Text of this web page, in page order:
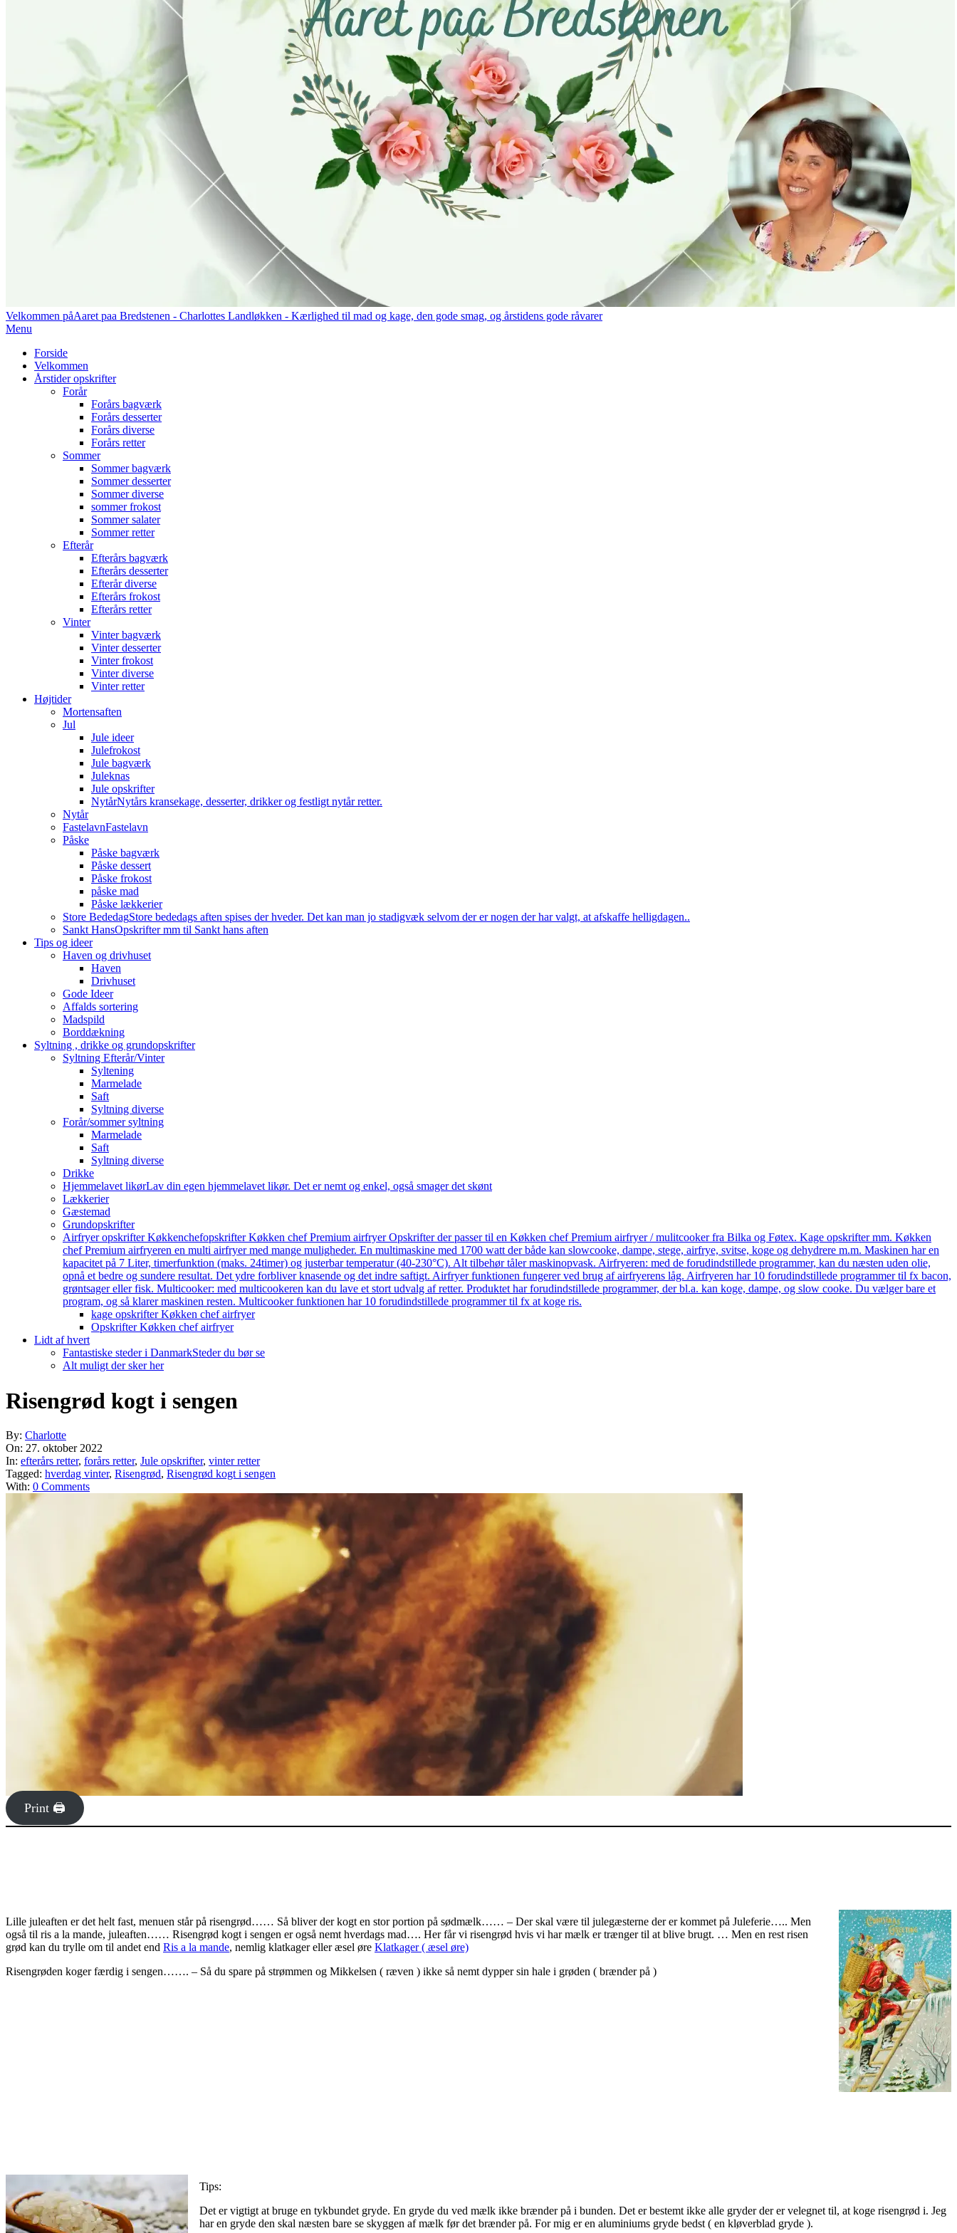
Velkommen påAaret paa Bredstenen - Charlottes Landløkken - Kærlighed til mad og kage, den gode smag, og årstidens gode råvarer
Primary
Menu
Menu
Forside
Velkommen
Årstider opskrifter
Forår
Forårs bagværk
Forårs desserter
Forårs diverse
Forårs retter
Sommer
Sommer bagværk
Sommer desserter
Sommer diverse
sommer frokost
Sommer salater
Sommer retter
Efterår
Efterårs bagværk
Efterårs desserter
Efterår diverse
Efterårs frokost
Efterårs retter
Vinter
Vinter bagværk
Vinter desserter
Vinter frokost
Vinter diverse
Vinter retter
Højtider
Mortensaften
Jul
Jule ideer
Julefrokost
Jule bagværk
Juleknas
Jule opskrifter
NytårNytårs kransekage, desserter, drikker og festligt nytår retter.
Nytår
FastelavnFastelavn
Påske
Påske bagværk
Påske dessert
Påske frokost
påske mad
Påske lækkerier
Store BededagStore bededags aften spises der hveder. Det kan man jo stadigvæk selvom der er nogen der har valgt, at afskaffe helligdagen..
Sankt HansOpskrifter mm til Sankt hans aften
Tips og ideer
Haven og drivhuset
Haven
Drivhuset
Gode Ideer
Affalds sortering
Madspild
Borddækning
Syltning , drikke og grundopskrifter
Syltning Efterår/Vinter
Syltening
Marmelade
Saft
Syltning diverse
Forår/sommer syltning
Marmelade
Saft
Syltning diverse
Drikke
Hjemmelavet likørLav din egen hjemmelavet likør. Det er nemt og enkel, også smager det skønt
Lækkerier
Gæstemad
Grundopskrifter
Airfryer opskrifter Køkkenchefopskrifter Køkken chef Premium airfryer Opskrifter der passer til en Køkken chef Premium airfryer / mulitcooker fra Bilka og Føtex. Kage opskrifter mm. Køkken
chef Premium airfryeren en multi airfryer med mange muligheder. En multimaskine med 1700 watt der både kan slowcooke, dampe, stege, airfrye, svitse, koge og dehydrere m.m. Maskinen har en
kapacitet på 7 Liter, timerfunktion (maks. 24timer) og justerbar temperatur (40-230°C). Alt tilbehør tåler maskinopvask. Airfryeren: med de forudindstillede programmer, kan du næsten uden olie,
opnå et bedre og sundere resultat. Det ydre forbliver knasende og det indre saftigt. Airfryer funktionen fungerer ved brug af airfryerens låg. Airfryeren har 10 forudindstillede programmer til fx bacon,
grøntsager eller fisk. Multicooker: med multicookeren kan du lave et stort udvalg af retter. Produktet har forudindstillede programmer, der bl.a. kan koge, dampe, og slow cooke. Du vælger bare et
program, og så klarer maskinen resten. Multicooker funktionen har 10 forudindstillede programmer til fx at koge ris.
kage opskrifter Køkken chef airfryer
Opskrifter Køkken chef airfryer
Lidt af hvert
Fantastiske steder i DanmarkSteder du bør se
Alt muligt der sker her
Risengrød kogt i sengen
By: Charlotte
On: 27. oktober 2022
In: efterårs retter, forårs retter, Jule opskrifter, vinter retter
Tagged: hverdag vinter, Risengrød, Risengrød kogt i sengen
With: 0 Comments
Print 🖨
Lille juleaften er det helt fast, menuen står på risengrød…… Så bliver der kogt en stor portion på sødmælk…… – Der skal være til julegæsterne der er kommet på Juleferie….. Men
også til ris a la mande, juleaften…… Risengrød kogt i sengen er også nemt hverdags mad…. Her får vi risengrød hvis vi har mælk er trænger til at blive brugt. … Men en rest risen
grød kan du trylle om til andet end Ris a la mande, nemlig klatkager eller æsel øre Klatkager ( æsel øre)
Risengrøden koger færdig i sengen……. – Så du spare på strømmen og Mikkelsen ( ræven ) ikke så nemt dypper sin hale i grøden ( brænder på )
Tips:
Det er vigtigt at bruge en tykbundet gryde. En gryde du ved mælk ikke brænder på i bunden. Det er bestemt ikke alle gryder der er velegnet til, at koge risengrød i. Jeg
har en gryde den skal næsten bare se skyggen af mælk før det brænder på. For mig er en aluminiums gryde bedst ( en kløverblad gryde ).